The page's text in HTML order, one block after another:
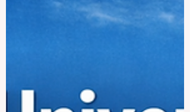
Engagement eine starke Rolle spielen.
Brasilien ist nicht nur das größte Land
interessant, auch für deutschsprachige
Les